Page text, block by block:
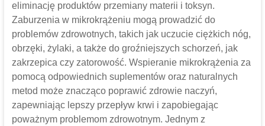
eliminację produktów przemiany materii i toksyn.
Zaburzenia w mikrokrążeniu mogą prowadzić do
problemów zdrowotnych, takich jak uczucie ciężkich nóg,
obrzęki, żylaki, a także do groźniejszych schorzeń, jak
zakrzepica czy zatorowość. Wspieranie mikrokrążenia za
pomocą odpowiednich suplementów oraz naturalnych
metod może znacząco poprawić zdrowie naczyń,
zapewniając lepszy przepływ krwi i zapobiegając
poważnym problemom zdrowotnym. Jednym z